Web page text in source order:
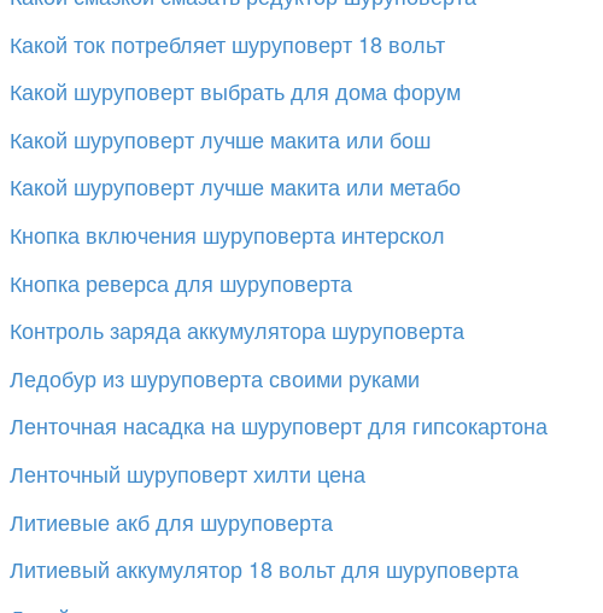
Какой ток потребляет шуруповерт 18 вольт
Какой шуруповерт выбрать для дома форум
Какой шуруповерт лучше макита или бош
Какой шуруповерт лучше макита или метабо
Кнопка включения шуруповерта интерскол
Кнопка реверса для шуруповерта
Контроль заряда аккумулятора шуруповерта
Ледобур из шуруповерта своими руками
Ленточная насадка на шуруповерт для гипсокартона
Ленточный шуруповерт хилти цена
Литиевые акб для шуруповерта
Литиевый аккумулятор 18 вольт для шуруповерта